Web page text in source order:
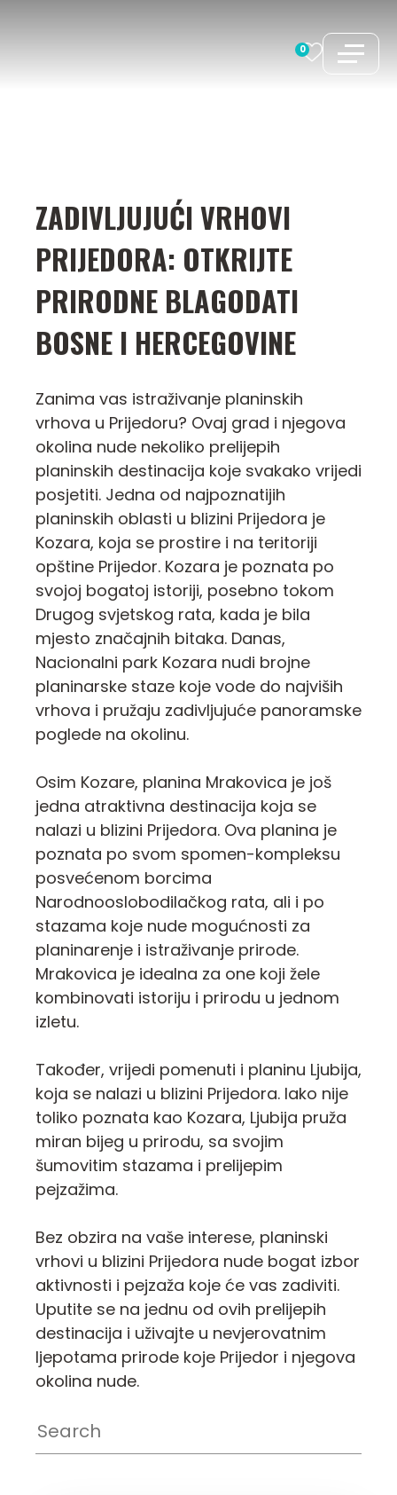
0
ZADIVLJUJUĆI VRHOVI
PRIJEDORA: OTKRIJTE
PRIRODNE BLAGODATI
BOSNE I HERCEGOVINE
Zanima vas istraživanje planinskih
vrhova u Prijedoru? Ovaj grad i njegova
okolina nude nekoliko prelijepih
planinskih destinacija koje svakako vrijedi
posjetiti. Jedna od najpoznatijih
planinskih oblasti u blizini Prijedora je
Kozara, koja se prostire i na teritoriji
opštine Prijedor. Kozara je poznata po
svojoj bogatoj istoriji, posebno tokom
Drugog svjetskog rata, kada je bila
mjesto značajnih bitaka. Danas,
Nacionalni park Kozara nudi brojne
planinarske staze koje vode do najviših
vrhova i pružaju zadivljujuće panoramske
poglede na okolinu.
Osim Kozare, planina Mrakovica je još
jedna atraktivna destinacija koja se
nalazi u blizini Prijedora. Ova planina je
poznata po svom spomen-kompleksu
posvećenom borcima
Narodnooslobodilačkog rata, ali i po
stazama koje nude mogućnosti za
planinarenje i istraživanje prirode.
Mrakovica je idealna za one koji žele
kombinovati istoriju i prirodu u jednom
izletu.
Također, vrijedi pomenuti i planinu Ljubija,
koja se nalazi u blizini Prijedora. Iako nije
toliko poznata kao Kozara, Ljubija pruža
miran bijeg u prirodu, sa svojim
šumovitim stazama i prelijepim
pejzažima.
Bez obzira na vaše interese, planinski
vrhovi u blizini Prijedora nude bogat izbor
aktivnosti i pejzaža koje će vas zadiviti.
Uputite se na jednu od ovih prelijepih
destinacija i uživajte u nevjerovatnim
ljepotama prirode koje Prijedor i njegova
okolina nude.